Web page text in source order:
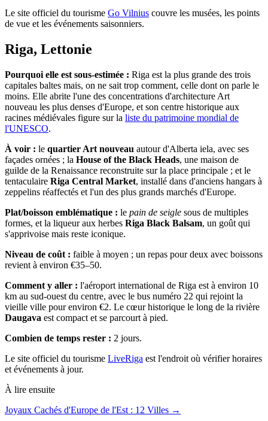
Le site officiel du tourisme Go Vilnius couvre les musées, les points
de vue et les événements saisonniers.
Riga, Lettonie
Pourquoi elle est sous-estimée : Riga est la plus grande des trois
capitales baltes mais, on ne sait trop comment, celle dont on parle le
moins. Elle abrite l'une des concentrations d'architecture Art
nouveau les plus denses d'Europe, et son centre historique aux
racines médiévales figure sur la liste du patrimoine mondial de
l'UNESCO.
À voir : le quartier Art nouveau autour d'Alberta iela, avec ses
façades ornées ; la House of the Black Heads, une maison de
guilde de la Renaissance reconstruite sur la place principale ; et le
tentaculaire Riga Central Market, installé dans d'anciens hangars à
zeppelins réaffectés et l'un des plus grands marchés d'Europe.
Plat/boisson emblématique : le pain de seigle sous de multiples
formes, et la liqueur aux herbes Riga Black Balsam, un goût qui
s'apprivoise mais reste iconique.
Niveau de coût : faible à moyen ; un repas pour deux avec boissons
revient à environ €35–50.
Comment y aller : l'aéroport international de Riga est à environ 10
km au sud-ouest du centre, avec le bus numéro 22 qui rejoint la
vieille ville pour environ €2. Le cœur historique le long de la rivière
Daugava est compact et se parcourt à pied.
Combien de temps rester : 2 jours.
Le site officiel du tourisme LiveRiga est l'endroit où vérifier horaires
et événements à jour.
À lire ensuite
Joyaux Cachés d'Europe de l'Est : 12 Villes →